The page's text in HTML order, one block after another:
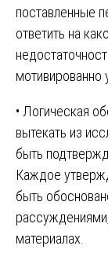
поставленные
ответить на
мотивированно
• Логическая
вытекать из
быть
Каждое
быть
материалах.